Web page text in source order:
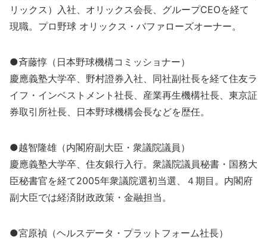
リックス）入社、オリックス会長、グループCEOを経て
現職。プロ野球 オリックス・バファローズオーナー。
●斉藤惇（日本野球機構コミッショナー）
慶應義塾大学卒、野村證券入社、同社副社長を経て住友ラ
イフ・インベストメント社長、産業再生機構社長、東京証
券取引所社長、日本野球機構会長などを歴任。
●越智隆雄（内閣府副大臣・衆議院議員）
慶應義塾大学卒、住友銀行入行。衆議院議員秘書・国務大
臣秘書官を経て2005年衆議院選初当選、４期目。内閣府
副大臣では経済財政政策・金融担当。
●宮原禎（ヘルスデータ・プラットフォーム社長）